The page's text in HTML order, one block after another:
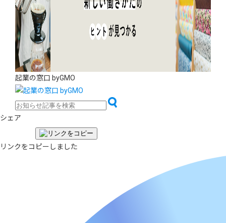
起業の窓口 byGMO
シェア
リンクをコピーしました